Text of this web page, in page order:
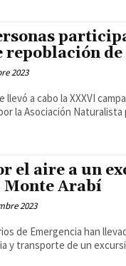
repoblación
2023
llevó a cabo la XXXVI
la Asociación Naturalista
el aire a un
Monte Arabí
2023
de Emergencia han
y transporte de un